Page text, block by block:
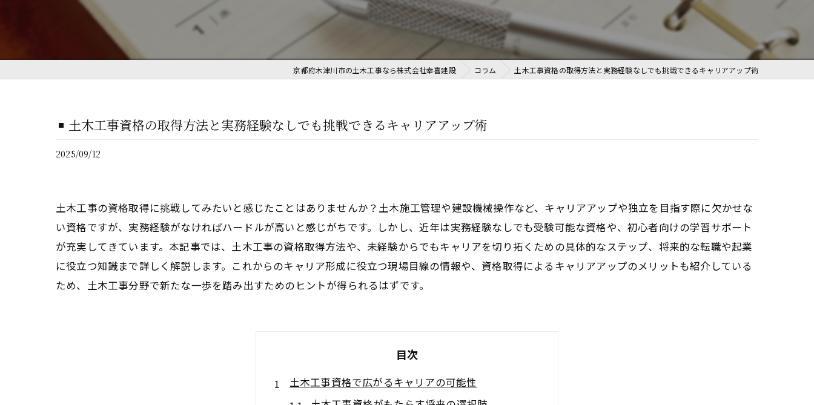
外構工事
京都府木津川市の土木工事なら株式会社幸喜建設 コラム 土木工事資格の取得方法と実務経験なしでも挑戦できるキャリアアップ術
土木工事資格の取得方法と実務経験なしでも挑戦できるキャリアアップ術
2025/09/12
土木工事の資格取得に挑戦してみたいと感じたことはありませんか？土木施工管理や建設機械操作など、キャリアアップや独立を目指す際に欠かせな
い資格ですが、実務経験がなければハードルが高いと感じがちです。しかし、近年は実務経験なしでも受験可能な資格や、初心者向けの学習サポート
が充実してきています。本記事では、土木工事の資格取得方法や、未経験からでもキャリアを切り拓くための具体的なステップ、将来的な転職や起業
に役立つ知識まで詳しく解説します。これからのキャリア形成に役立つ現場目線の情報や、資格取得によるキャリアアップのメリットも紹介している
ため、土木工事分野で新たな一歩を踏み出すためのヒントが得られるはずです。
目次
土木工事資格で広がるキャリアの可能性